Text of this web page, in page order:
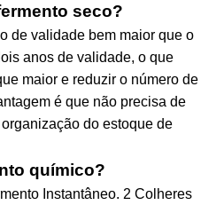
seco?
de validade bem maior que o
anos de validade, o que
maior e reduzir o número de
é que não precisa de
do estoque de
químico?
Instantâneo. 2 Colheres